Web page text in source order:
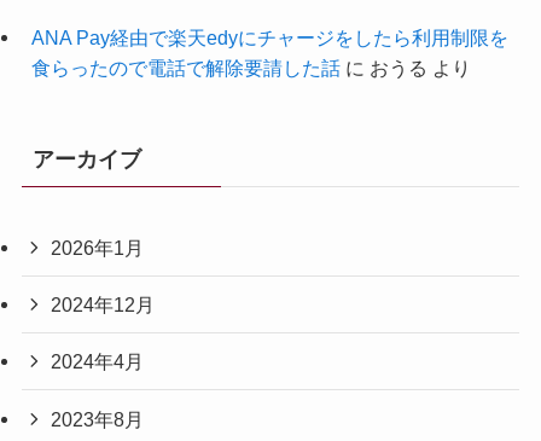
ANA Pay経由で楽天edyにチャージをしたら利用制限を
食らったので電話で解除要請した話に おうる より
アーカイブ
2026年1月
2024年12月
2024年4月
2023年8月